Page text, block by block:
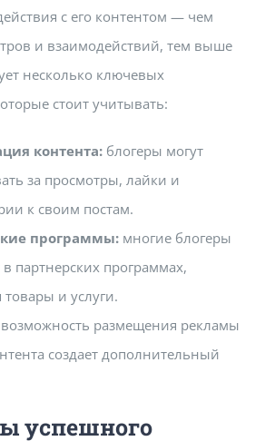
с его контентом — чем
и взаимодействий, тем выше
несколько ключевых
стоит учитывать:
контента: блогеры могут
за просмотры, лайки и
к своим постам.
программы: многие блогеры
в партнерских программах,
товары и услуги.
возможность размещения рекламы
создает дополнительный
успешного